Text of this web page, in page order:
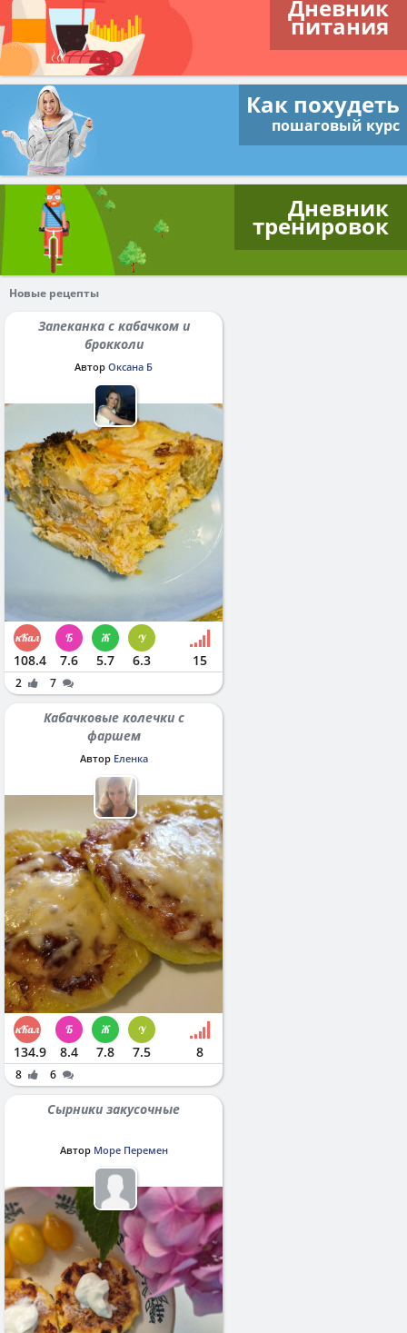
Дневник
питания
Как похудеть
пошаговый курс
Дневник
тренировок
Новые рецепты
Запеканка с кабачком и
брокколи
Автор Оксана Б
108.4 7.6 5.7 6.3 15
2 7
Кабачковые колечки с
фаршем
Автор Еленка
134.9 8.4 7.8 7.5 8
8 6
Сырники закусочные
Автор Море Перемен